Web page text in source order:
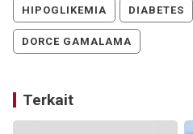
HIPOGLIKEMIA DIABETES
DORCE GAMALAMA
Terkait